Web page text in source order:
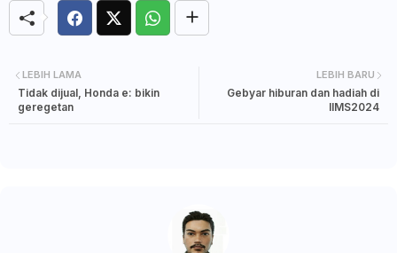
LEBIH BARU
Gebyar hiburan dan hadiah di
IIMS2024
LEBIH LAMA
Tidak dijual, Honda e: bikin
geregetan